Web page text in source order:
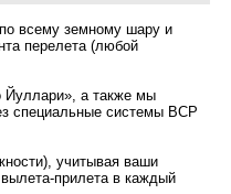
всему земному шару и
перелета (любой
Йуллари», а также мы
специальные системы BCP
учитывая ваши
прилета в каждый